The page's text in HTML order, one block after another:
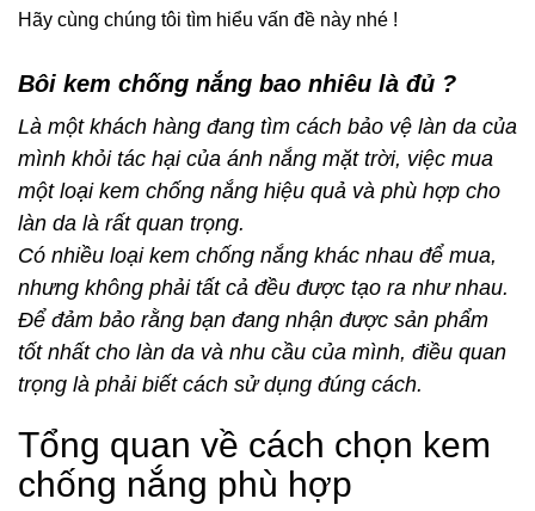
Hãy cùng chúng tôi tìm hiểu vấn đề này nhé !
Bôi kem chống nắng bao nhiêu là đủ ?
Là một khách hàng đang tìm cách bảo vệ làn da của
mình khỏi tác hại của ánh nắng mặt trời, việc mua
một loại kem chống nắng hiệu quả và phù hợp cho
làn da là rất quan trọng.
Có nhiều loại kem chống nắng khác nhau để mua,
nhưng không phải tất cả đều được tạo ra như nhau.
Để đảm bảo rằng bạn đang nhận được sản phẩm
tốt nhất cho làn da và nhu cầu của mình, điều quan
trọng là phải biết cách sử dụng đúng cách.
Tổng quan về cách chọn kem
chống nắng phù hợp